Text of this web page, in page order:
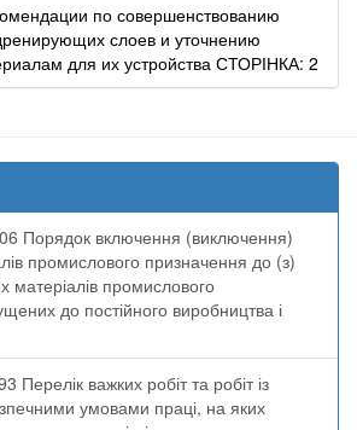
по совершенствованию
слоев и уточнению
для их устройства СТОРІНКА: 2
Порядок включення (виключення)
промислового призначення до (з)
матеріалів промислового
до постійного виробництва і
важких робіт та робіт із
умовами праці, на яких